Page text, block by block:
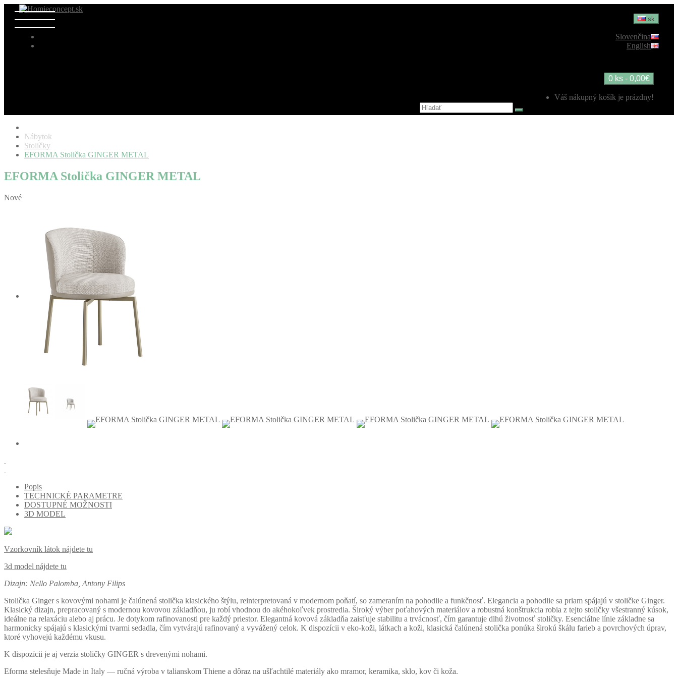
sk
Slovenčina
English
0 ks - 0,00€
Váš nákupný košík je prázdny!
Nábytok
Stoličky
EFORMA Stolička GINGER METAL
EFORMA Stolička GINGER METAL
Nové
Popis
TECHNICKÉ PARAMETRE
DOSTUPNÉ MOŽNOSTI
3D MODEL
Vzorkovník látok nájdete tu
3d model nájdete tu
Dizajn: Nello Palomba, Antony Filips
Stolička Ginger s kovovými nohami je čalúnená stolička klasického štýlu, reinterpretovaná v modernom poňatí, so zameraním na pohodlie a funkčnosť. Elegancia a pohodlie sa priam spájajú v stoličke Ginger.
Klasický dizajn, prepracovaný s modernou kovovou základňou, ju robí vhodnou do akéhokoľvek prostredia. Široký výber poťahových materiálov a robustná konštrukcia robia z tejto stoličky všestranný kúsok,
ideálne na relaxáciu alebo aj prácu. Je dotykom rafinovanosti pre každý priestor. Elegantná kovová základňa zaisťuje stabilitu a trvácnosť, čím garantuje dlhú životnosť stoličky. Esenciálne línie základne sa
harmonicky spájajú s klasickými tvarmi sedadla, čím vytvárajú rafinovaný a vyvážený celok. K dispozícii v eko-koži, látkach a koži, klasická čalúnená stolička ponúka širokú škálu farieb a povrchových úprav,
ktoré vyhovejú každému vkusu.
K dispozícii je aj verzia stoličky GINGER s drevenými nohami.
Eforma stelesňuje Made in Italy — ručná výroba v talianskom Thiene a dôraz na ušľachtilé materiály ako mramor, keramika, sklo, kov či koža.